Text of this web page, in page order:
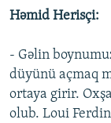
Həmid Herisçi:
- Gəlin
düyünü açmaq
ortaya girir.
olub. Loui